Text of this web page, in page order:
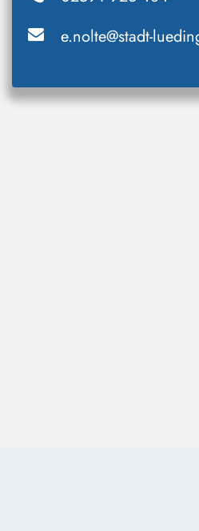
e.nolte@stadt-